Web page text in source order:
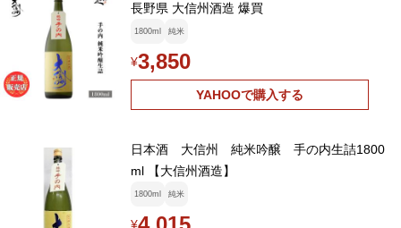
長野県 大信州酒造 爆買
1800ml 純米
¥3,850
YAHOOで購入する
日本酒 大信州 純米吟醸 手の内生詰1800
ml 【大信州酒造】
1800ml 純米
¥